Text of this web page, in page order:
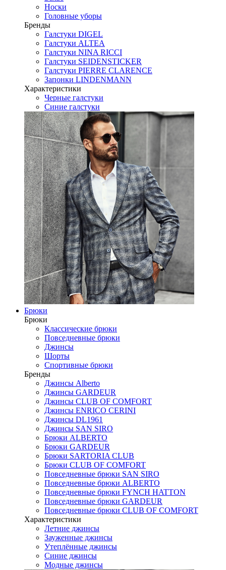
Носки
Головные уборы
Бренды
Галстуки DIGEL
Галстуки ALTEA
Галстуки NINA RICCI
Галстуки SEIDENSTICKER
Галстуки PIERRE CLARENCE
Запонки LINDENMANN
Характеристики
Черные галстуки
Синие галстуки
Брюки
Брюки
Классические брюки
Повседневные брюки
Джинсы
Шорты
Спортивные брюки
Бренды
Джинсы Alberto
Джинсы GARDEUR
Джинсы CLUB OF COMFORT
Джинсы ENRICO CERINI
Джинсы DL1961
Джинсы SAN SIRO
Брюки ALBERTO
Брюки GARDEUR
Брюки SARTORIA CLUB
Брюки CLUB OF COMFORT
Повседневные брюки SAN SIRO
Повседневные брюки ALBERTO
Повседневные брюки FYNCH HATTON
Повседневные брюки GARDEUR
Повседневные брюки CLUB OF COMFORT
Характеристики
Летние джинсы
Зауженные джинсы
Утеплённые джинсы
Синие джинсы
Модные джинсы